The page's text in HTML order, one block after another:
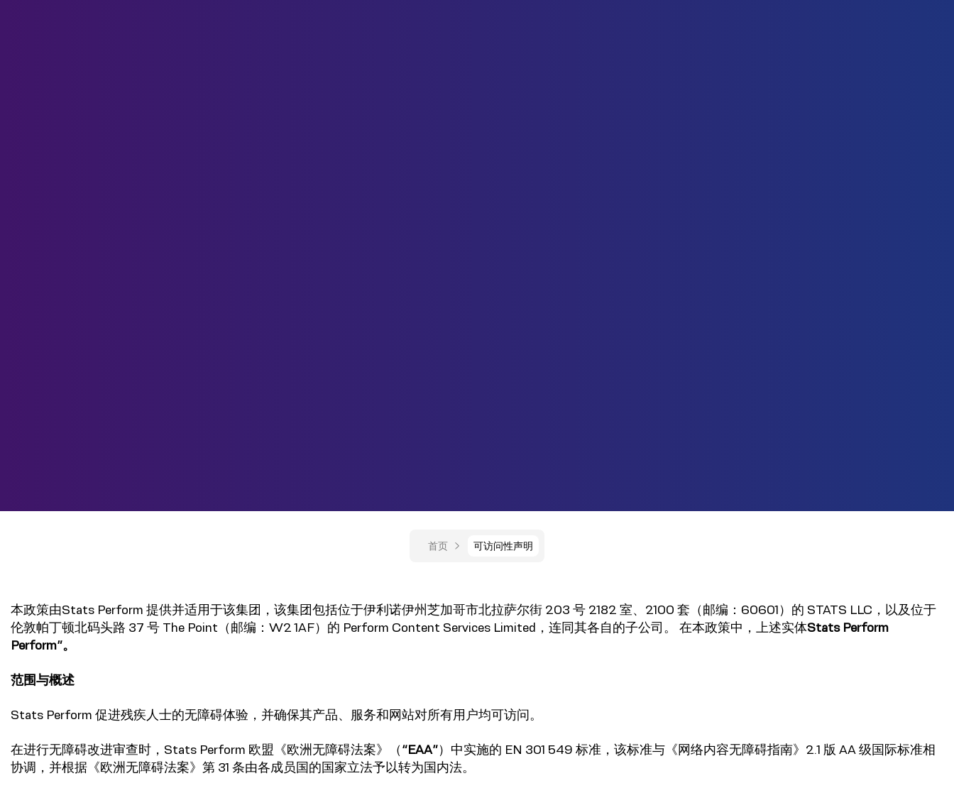
首页 可访问性声明
本政策由Stats Perform 提供并适用于该集团，该集团包括位于伊利诺伊州芝加哥市北拉萨尔街 203 号 2182 室、2100 套（邮编：60601）的 STATS LLC，以及位于
伦敦帕丁顿北码头路 37 号 The Point（邮编：W2 1AF）的 Perform Content Services Limited，连同其各自的子公司。 在本政策中，上述实体Stats Perform
Perform”。
范围与概述
Stats Perform 促进残疾人士的无障碍体验，并确保其产品、服务和网站对所有用户均可访问。
在进行无障碍改进审查时，Stats Perform 欧盟《欧洲无障碍法案》（ “EAA”）中实施的 EN 301 549 标准，该标准与《网络内容无障碍指南》2.1 版 AA 级国际标准相
协调，并根据《欧洲无障碍法案》第 31 条由各成员国的国家立法予以转为国内法。